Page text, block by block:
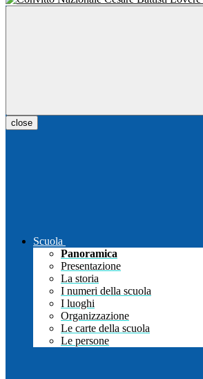
close
Scuola
Panoramica
Presentazione
La storia
I numeri della scuola
I luoghi
Organizzazione
Le carte della scuola
Le persone